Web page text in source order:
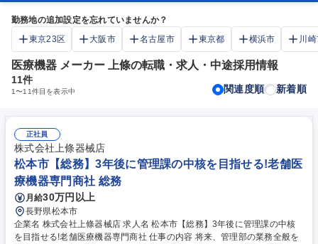
勤務地の追加設定を忘れていませんか？
東京23区
大阪市 名古屋市 東京都 横浜市 川
医療機器 メーカー 上條の転職・求人・中途採用情報
11件
1〜11件目を表示中 関連度順 新着順
正社員
株式会社上條器械店
松本市【総務】3年後に管理課の中核を目指せる!老舗医
療機器専門商社 総務
月給30万円以上
長野県松本市
企業名 株式会社上條器械店 求人名 松本市【総務】3年後に管理課の中核
を目指せる!老舗医療機器専門商社 仕事の内容 将来、管理部の業務全般を